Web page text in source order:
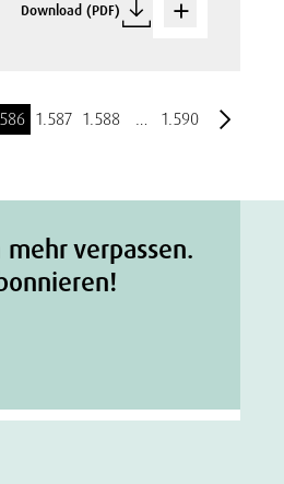
Download (PDF)
1.587 1.588 … 1.590
verpassen.